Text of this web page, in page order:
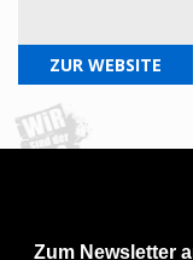
ZUR WEBSITE
Zum Newsletter